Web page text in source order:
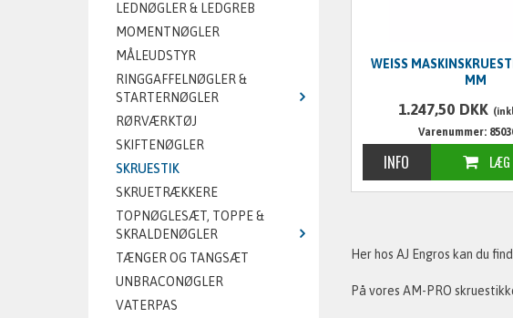
LEDNØGLER & LEDGREB
MOMENTNØGLER
MÅLEUDSTYR
RINGGAFFELNØGLER &
STARTERNØGLER
RØRVÆRKTØJ
SKIFTENØGLER
SKRUESTIK
SKRUETRÆKKERE
TOPNØGLESÆT, TOPPE &
SKRALDENØGLER
TÆNGER OG TANGSÆT
UNBRACONØGLER
VATERPAS
WEISS
MM
1.247,50 DKK
Varenummer:
Her hos AJ Engros kan du
På vores AM-PRO